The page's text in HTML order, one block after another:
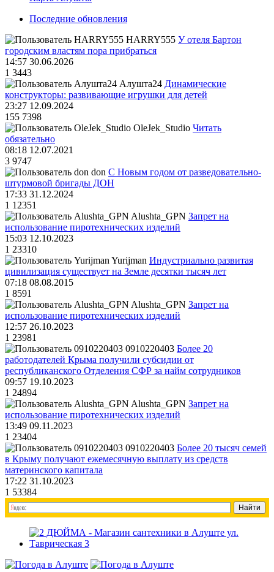
Последние обновления
HARRY555 У отеля Бартон
городским властям пора прибраться
14:57 30.06.2026
1 3443
Алушта24 Динамические
конструкторы: развивающие игрушки для детей
23:27 12.09.2024
155 7398
OleJek_Studio Читать
обязательно
08:18 12.07.2021
3 9747
don С Новым годом от разведовательно-
штурмовой бригады ДОН
17:33 31.12.2024
1 12351
Alushta_GPN Запрет на
использование пиротехнических изделий
15:03 12.10.2023
1 23310
Yurijman Индустриально развитая
цивилизация существует на Земле десятки тысяч лет
07:18 08.08.2015
1 8591
Alushta_GPN Запрет на
использование пиротехнических изделий
12:57 26.10.2023
1 23981
0910220403 Более 20
работодателей Крыма получили субсидии от
республиканского Отделения СФР за найм сотрудников
09:57 19.10.2023
1 24894
Alushta_GPN Запрет на
использование пиротехнических изделий
13:49 09.11.2023
1 23404
0910220403 Более 20 тысяч семей
в Крыму получают ежемесячную выплату из средств
материнского капитала
17:22 31.10.2023
1 53384